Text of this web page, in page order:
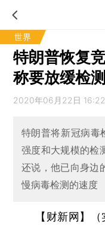
世界
特朗普恢复
称要放缓检
2020年06月22日 16:22
特朗普将新冠病毒
强度和大规模的检
还说，他已向身边
慢病毒检测的速度
【财新网】